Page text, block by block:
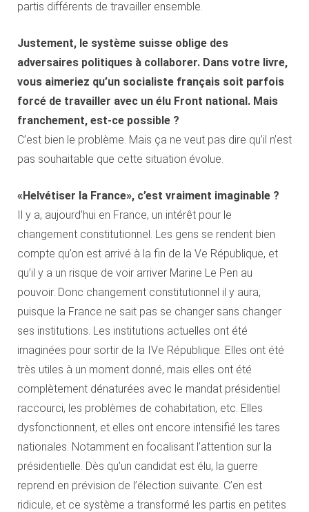
partis différents de travailler ensemble.
Justement, le système suisse oblige des
adversaires politiques à collaborer. Dans votre livre,
vous aimeriez qu’un socialiste français soit parfois
forcé de travailler avec un élu Front national. Mais
franchement, est-ce possible ?
C’est bien le problème. Mais ça ne veut pas dire qu’il n’est
pas souhaitable que cette situation évolue.
«Helvétiser la France», c’est vraiment imaginable ?
Il y a, aujourd’hui en France, un intérêt pour le
changement constitutionnel. Les gens se rendent bien
compte qu’on est arrivé à la fin de la Ve République, et
qu’il y a un risque de voir arriver Marine Le Pen au
pouvoir. Donc changement constitutionnel il y aura,
puisque la France ne sait pas se changer sans changer
ses institutions. Les institutions actuelles ont été
imaginées pour sortir de la IVe République. Elles ont été
très utiles à un moment donné, mais elles ont été
complètement dénaturées avec le mandat présidentiel
raccourci, les problèmes de cohabitation, etc. Elles
dysfonctionnent, et elles ont encore intensifié les tares
nationales. Notamment en focalisant l’attention sur la
présidentielle. Dès qu’un candidat est élu, la guerre
reprend en prévision de l’élection suivante. C’en est
ridicule, et ce système a transformé les partis en petites